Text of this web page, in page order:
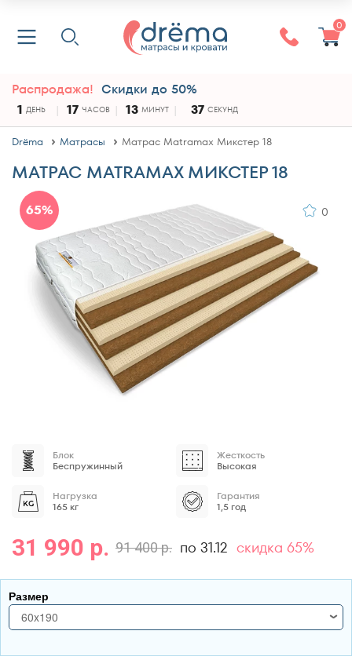
0
Распродажа! Скидки до 50%
1 ДЕНЬ 17 ЧАСОВ 13 МИНУТ 37 СЕКУНД
Drёma Матрасы Матрас Matramax Микстер 18
МАТРАС MATRAMAX МИКСТЕР 18
65% 0
Блок
Беспружинный
Жесткость
Высокая
Нагрузка
165 кг
Гарантия
1,5 год
91 400 р.
31 990 р. по 31.12 скидка 65%
Размер
60x190
60x190